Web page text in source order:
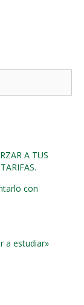
A TUS
con
a estudiar»